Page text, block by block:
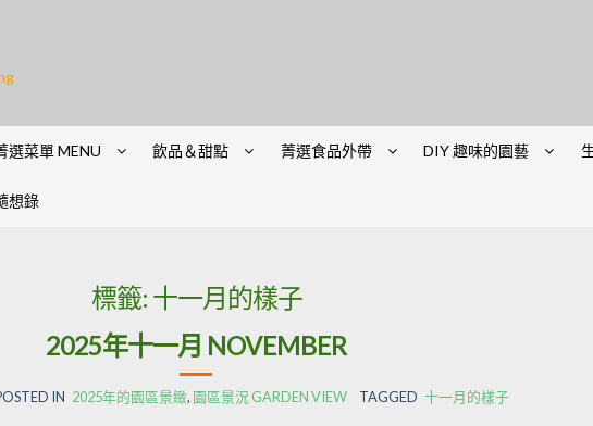
選菜單 MENU 飲品＆甜點 菁選食品外帶 DIY 趣味的園藝
想錄
標籤: 十一月的樣子
2025年十一月 NOVEMBER
IN 2025年的園區景緻, 園區景況 GARDEN VIEW TAGGED 十一月的樣子